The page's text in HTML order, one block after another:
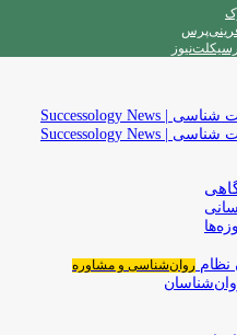
نظام روان‌شناسی و مشاوره